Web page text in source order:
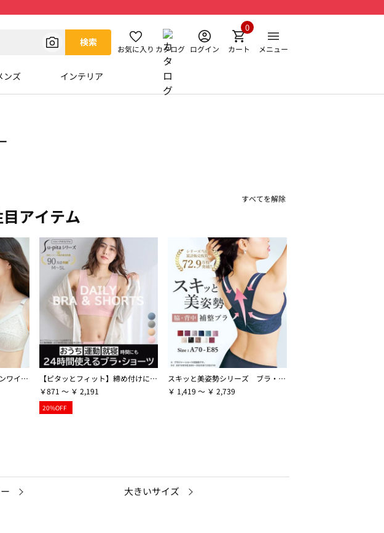
検索
お気に入り カタログ ログイン カート
0
メニュー
ンズ インテリア
すべてを解除
アイテム
すっぽり包んでスッキリノンワイヤーブラ
【ピタッとフィット】締め付けにくいスーピタブラ・ショーツ（別売）
￥871 ～ ￥ 2,191
20%OFF
スキッと美姿勢シリーズ ブラ・ショーツ（別売）
￥ 1,419 ～ ￥ 2,739
大きいサイズ